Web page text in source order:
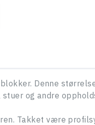
Denne
og andre
Takket være